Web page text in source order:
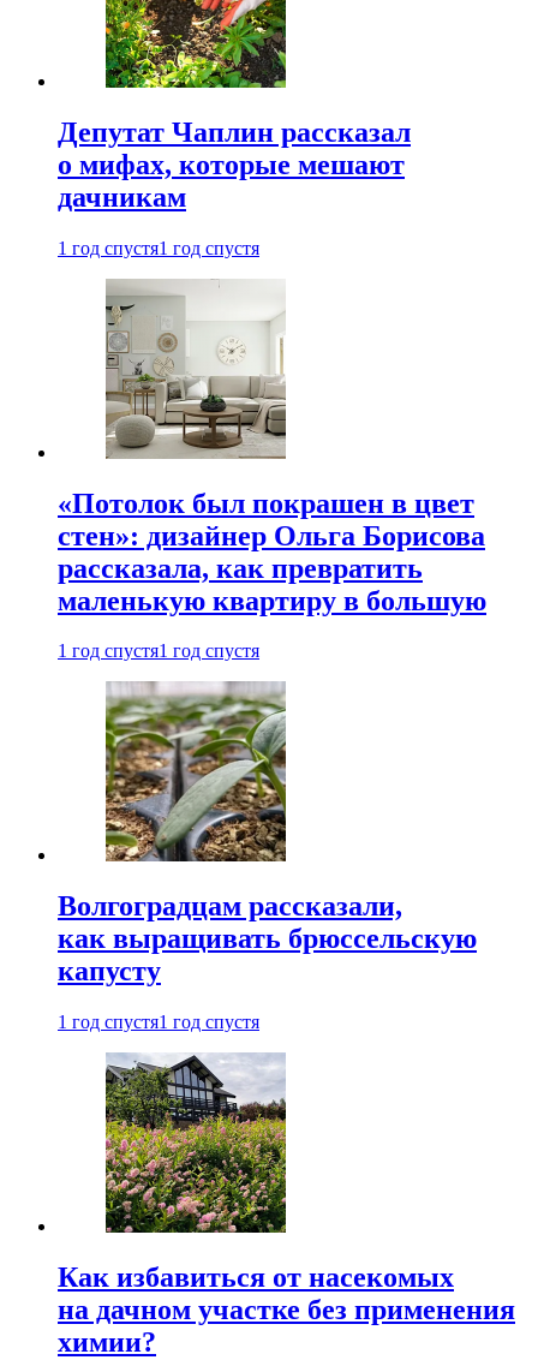
Депутат Чаплин рассказал
о мифах, которые мешают
дачникам
1 год спустя1 год спустя
«Потолок был покрашен в цвет
стен»: дизайнер Ольга Борисова
рассказала, как превратить
маленькую квартиру в большую
1 год спустя1 год спустя
Волгоградцам рассказали,
как выращивать брюссельскую
капусту
1 год спустя1 год спустя
Как избавиться от насекомых
на дачном участке без применения
химии?